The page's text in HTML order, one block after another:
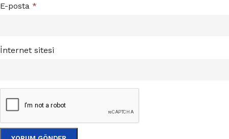
E-posta *
İnternet sitesi